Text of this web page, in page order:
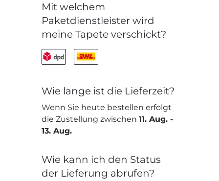
Mit welchem
Paketdienstleister wird
meine Tapete verschickt?
Wie lange ist die Lieferzeit?
Wenn Sie heute bestellen erfolgt
die Zustellung zwischen11. Aug. -
13. Aug.
Wie kann ich den Status
der Lieferung abrufen?